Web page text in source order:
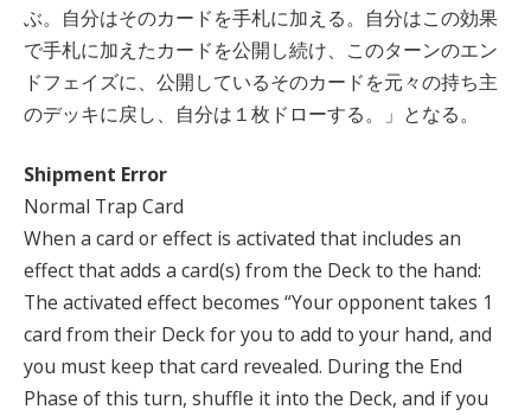
ぶ。自分はそのカードを手札に加える。自分はこの効果
で手札に加えたカードを公開し続け、このターンのエン
ドフェイズに、公開しているそのカードを元々の持ち主
のデッキに戻し、自分は１枚ドローする。」となる。
Shipment Error
Normal Trap Card
When a card or effect is activated that includes an
effect that adds a card(s) from the Deck to the hand:
The activated effect becomes “Your opponent takes 1
card from their Deck for you to add to your hand, and
you must keep that card revealed. During the End
Phase of this turn, shuffle it into the Deck, and if you